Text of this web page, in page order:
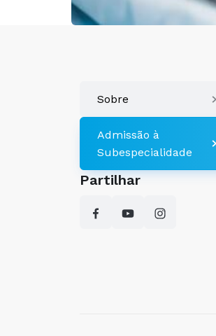
Sobre
Admissão à
Subespecialidade
Partilhar